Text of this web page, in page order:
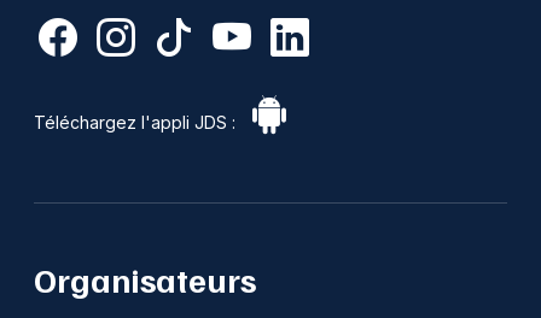
Téléchargez l'appli JDS :
Organisateurs